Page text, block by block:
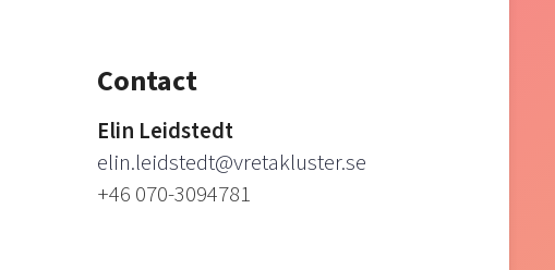
Contact
Elin Leidstedt
elin.leidstedt@vretakluster.se
+46 070-3094781